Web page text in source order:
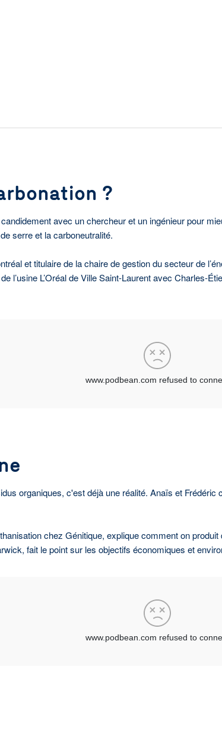
?
avec un chercheur et un ingénieur pour
serre et la carboneutralité.
et titulaire de la chaire de gestion du secteur de
l’usine L’Oréal de Ville Saint-Laurent avec Charles-
organiques, c'est déjà une réalité. Anaïs et
chez Génitique, explique comment on
fait le point sur les objectifs économiques et